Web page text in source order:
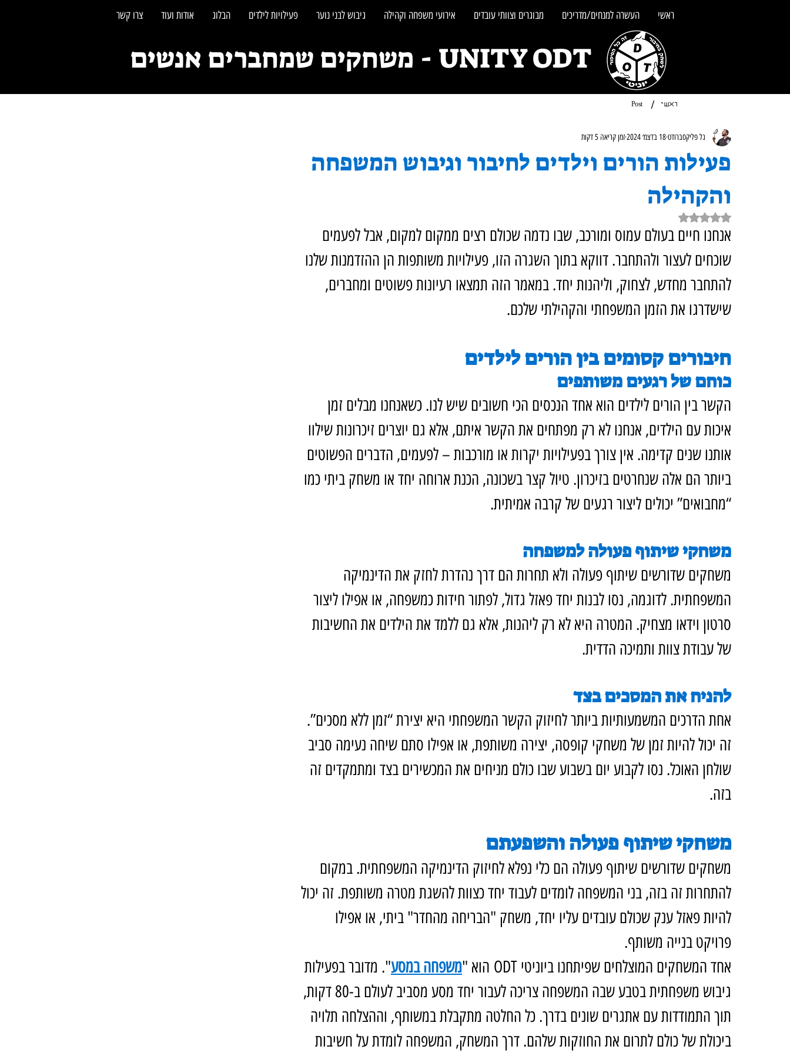
UNITY ODT - משחקים שמחברים אנשים
ראשי העשרה למנחים/מדריכים מבוגרים וצוותי עובדים אירועי משפחה וקהילה גיבוש לבני נוער פעילויות לילדים הבלוג אודות ועוד צרו קשר
ראשי /
Post
פעילות הורים וילדים לחיבור וגיבוש המשפחה
והקהילה
גל פליקסברודט18 בדצמ׳ 2024 זמן קריאה 5 דקות
דירוג של NaN מתוך 5 כוכבים
אנחנו חיים בעולם עמוס ומורכב, שבו נדמה שכולם רצים ממקום למקום, אבל לפעמים
שוכחים לעצור ולהתחבר. דווקא בתוך השגרה הזו, פעילויות משותפות הן ההזדמנות שלנו
להתחבר מחדש, לצחוק, וליהנות יחד. במאמר הזה תמצאו רעיונות פשוטים ומחברים,
שישדרגו את הזמן המשפחתי והקהילתי שלכם.
חיבורים קסומים בין הורים לילדים
כוחם של רגעים משותפים
הקשר בין הורים לילדים הוא אחד הנכסים הכי חשובים שיש לנו. כשאנחנו מבלים זמן
איכות עם הילדים, אנחנו לא רק מפתחים את הקשר איתם, אלא גם יוצרים זיכרונות שילוו
אותנו שנים קדימה. אין צורך בפעילויות יקרות או מורכבות – לפעמים, הדברים הפשוטים
ביותר הם אלה שנחרטים בזיכרון. טיול קצר בשכונה, הכנת ארוחה יחד או משחק ביתי כמו
“מחבואים” יכולים ליצור רגעים של קרבה אמיתית.
משחקי שיתוף פעולה למשפחה
משחקים שדורשים שיתוף פעולה ולא תחרות הם דרך נהדרת לחזק את הדינמיקה
המשפחתית. לדוגמה, נסו לבנות יחד פאזל גדול, לפתור חידות כמשפחה, או אפילו ליצור
סרטון וידאו מצחיק. המטרה היא לא רק ליהנות, אלא גם ללמד את הילדים את החשיבות
של עבודת צוות ותמיכה הדדית.
להניח את המסכים בצד
אחת הדרכים המשמעותיות ביותר לחיזוק הקשר המשפחתי היא יצירת “זמן ללא מסכים”.
זה יכול להיות זמן של משחקי קופסה, יצירה משותפת, או אפילו סתם שיחה נעימה סביב
שולחן האוכל. נסו לקבוע יום בשבוע שבו כולם מניחים את המכשירים בצד ומתמקדים זה
בזה.
משחקי שיתוף פעולה והשפעתם
משחקים שדורשים שיתוף פעולה הם כלי נפלא לחיזוק הדינמיקה המשפחתית. במקום
להתחרות זה בזה, בני המשפחה לומדים לעבוד יחד כצוות להשגת מטרה משותפת. זה יכול
להיות פאזל ענק שכולם עובדים עליו יחד, משחק "הבריחה מהחדר" ביתי, או אפילו
פרויקט בנייה משותף.
אחד המשחקים המוצלחים שפיתחנו ביוניטי ODT הוא "
משפחה במסע". מדובר בפעילות
גיבוש משפחתית בטבע שבה המשפחה צריכה לעבור יחד מסע מסביב לעולם ב-80 דקות,
תוך התמודדות עם אתגרים שונים בדרך. כל החלטה מתקבלת במשותף, וההצלחה תלויה
ביכולת של כולם לתרום את החוזקות שלהם. דרך המשחק, המשפחה לומדת על חשיבות